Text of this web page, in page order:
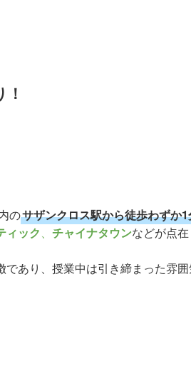
のサザンクロス駅から徒歩わずか1
ィック、 チャイナタウンなどが点在
あり、授業中は引き締まった雰囲